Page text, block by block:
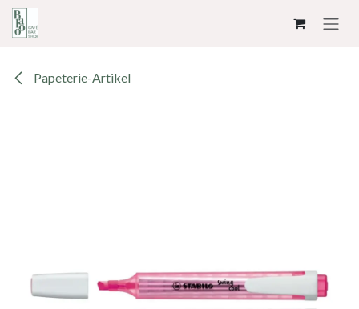
Papeterie-Artikel